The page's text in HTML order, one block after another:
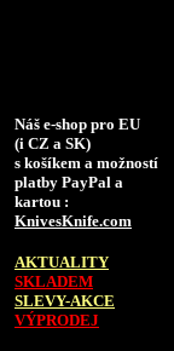
Náš e-shop pro EU
(i CZ a SK)
s košíkem a možností
platby PayPal a
kartou :
KnivesKnife.com
AKTUALITY
SKLADEM
SLEVY-AKCE
VÝPRODEJ